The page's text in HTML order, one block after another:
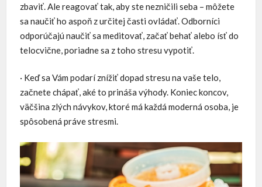
zbaviť. Ale reagovať tak, aby ste nezničili seba – môžete
sa naučiť ho aspoň z určitej časti ovládať. Odborníci
odporúčajú naučiť sa meditovať, začať behať alebo ísť do
telocvične, poriadne sa z toho stresu vypotiť.
· Keď sa Vám podarí znížiť dopad stresu na vaše telo,
začnete chápať, aké to prináša výhody. Koniec koncov,
väčšina zlých návykov, ktoré má každá moderná osoba, je
spôsobená práve stresmi.